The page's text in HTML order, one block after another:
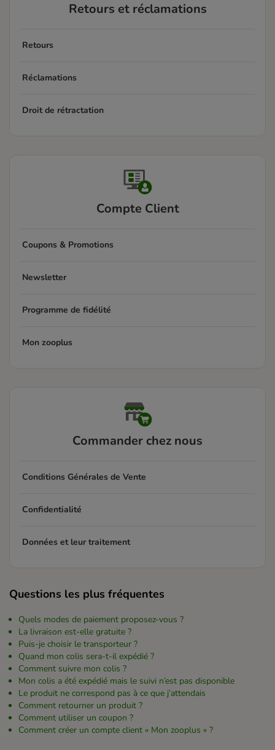
Retours et réclamations
Retours
Réclamations
Droit de rétractation
Compte Client
Coupons & Promotions
Newsletter
Programme de fidélité
Mon zooplus
Commander chez nous
Conditions Générales de Vente
Confidentialité
Données et leur traitement
Questions les plus fréquentes
Quels modes de paiement proposez-vous ?
La livraison est-elle gratuite ?
Puis-je choisir le transporteur ?
Quand mon colis sera-t-il expédié ?
Comment suivre mon colis ?
Mon colis a été expédié mais le suivi n’est pas disponible
Le produit ne correspond pas à ce que j’attendais
Comment retourner un produit ?
Comment utiliser un coupon ?
Comment créer un compte client « Mon zooplus » ?